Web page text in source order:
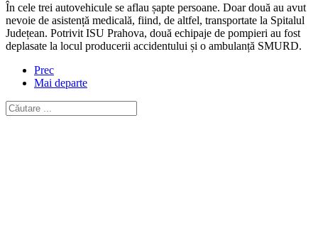
În cele trei autovehicule se aflau șapte persoane. Doar două au avut
nevoie de asistență medicală, fiind, de altfel, transportate la Spitalul
Județean. Potrivit ISU Prahova, două echipaje de pompieri au fost
deplasate la locul producerii accidentului și o ambulanță SMURD.
Prec
Mai departe